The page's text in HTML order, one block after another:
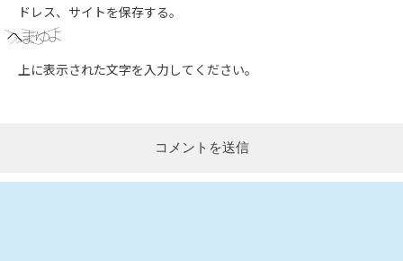
ドレス、サイトを保存する。
上に表示された文字を入力してください。